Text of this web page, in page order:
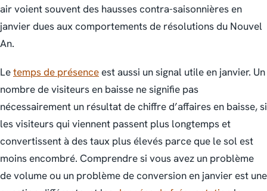
air voient souvent des hausses contra-saisonnières en
janvier dues aux comportements de résolutions du Nouvel
An.
Letemps de présenceest aussi un signal utile en janvier. Un
nombre de visiteurs en baisse ne signifie pas
nécessairement un résultat de chiffre d’affaires en baisse, si
les visiteurs qui viennent passent plus longtemps et
convertissent à des taux plus élevés parce que le sol est
moins encombré. Comprendre si vous avez un problème
de volume ou un problème de conversion en janvier est une